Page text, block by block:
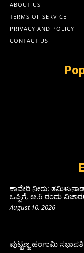
ABOUT US
TERMS OF SERVICE
PRIVACY AND POLICY
CONTACT US
ಕಾವೇರಿ ನೀರು:
ಒಪ್ಪಿಗೆ, ಆ.6 ರಂದು
August 10, 2026
ಪುಟ್ಟಣ್ಣ ಹಂಗಾಮಿ